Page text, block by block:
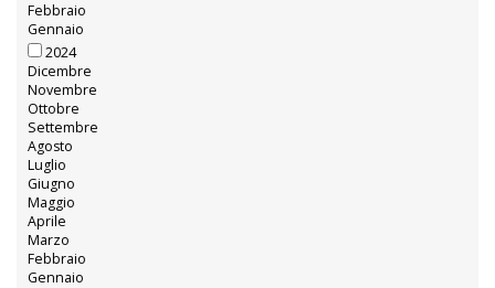
Febbraio
Gennaio
2024
Dicembre
Novembre
Ottobre
Settembre
Agosto
Luglio
Giugno
Maggio
Aprile
Marzo
Febbraio
Gennaio